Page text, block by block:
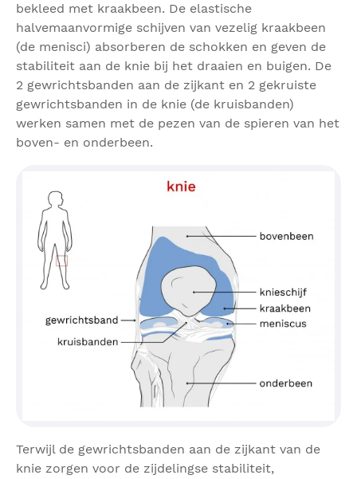
bekleed met kraakbeen. De elastische
halvemaanvormige schijven van vezelig kraakbeen
(de menisci) absorberen de schokken en geven de
stabiliteit aan de knie bij het draaien en buigen. De
2 gewrichtsbanden aan de zijkant en 2 gekruiste
gewrichtsbanden in de knie (de kruisbanden)
werken samen met de pezen van de spieren van het
boven- en onderbeen.
Terwijl de gewrichtsbanden aan de zijkant van de
knie zorgen voor de zijdelingse stabiliteit,